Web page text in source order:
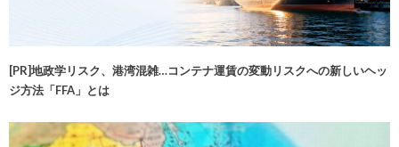
[PR]地政学リスク、港湾混雑…コンテナ運賃の変動リスクへの新しいヘッ
ジ方法「FFA」とは